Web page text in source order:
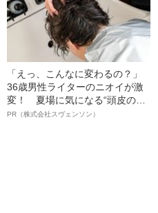
「えっ、こんなに変わるの？」
36歳男性ライターのニオイが激
変！ 夏場に気になる“頭皮のニ
オイ”や“ベタつき”を解消す
PR（株式会社スヴェンソン）